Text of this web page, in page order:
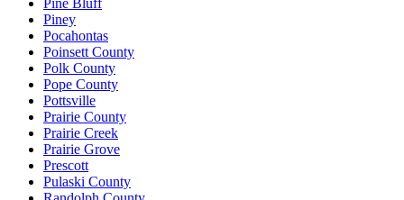
Piney
Pocahontas
Poinsett County
Polk County
Pope County
Pottsville
Prairie County
Prairie Creek
Prairie Grove
Prescott
Pulaski County